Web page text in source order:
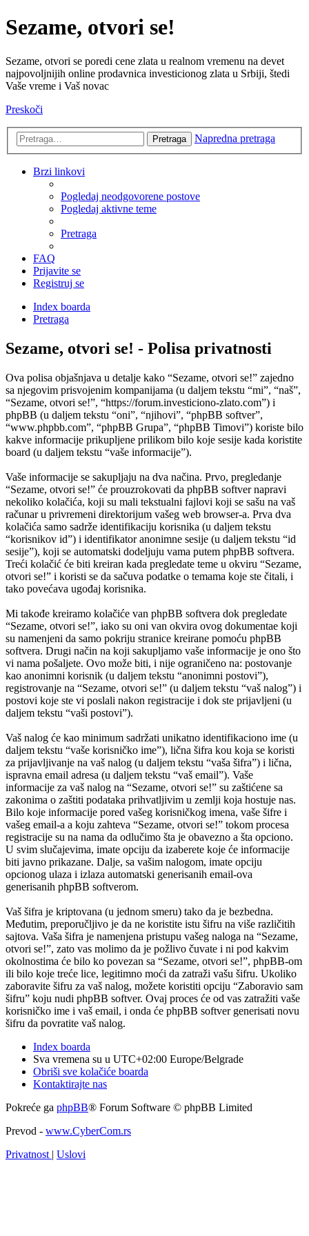
Sezame, otvori se!
Sezame, otvori se poredi cene zlata u realnom vremenu na devet
najpovoljnijih online prodavnica investicionog zlata u Srbiji, štedi
Vaše vreme i Vaš novac
Preskoči
Pretraga Napredna pretraga
Brzi linkovi
Pogledaj neodgovorene postove
Pogledaj aktivne teme
Pretraga
FAQ
Prijavite se
Registruj se
Index boarda
Pretraga
Sezame, otvori se! - Polisa privatnosti
Ova polisa objašnjava u detalje kako “Sezame, otvori se!” zajedno
sa njegovim prisvojenim kompanijama (u daljem tekstu “mi”, “naš”,
“Sezame, otvori se!”, “https://forum.investiciono-zlato.com”) i
phpBB (u daljem tekstu “oni”, “njihovi”, “phpBB softver”,
“www.phpbb.com”, “phpBB Grupa”, “phpBB Timovi”) koriste bilo
kakve informacije prikupljene prilikom bilo koje sesije kada koristite
board (u daljem tekstu “vaše informacije”).
Vaše informacije se sakupljaju na dva načina. Prvo, pregledanje
“Sezame, otvori se!” će prouzrokovati da phpBB softver napravi
nekoliko kolačića, koji su mali tekstualni fajlovi koji se sašu na vaš
računar u privremeni direktorijum vašeg web browser-a. Prva dva
kolačića samo sadrže identifikaciju korisnika (u daljem tekstu
“korisnikov id”) i identifikator anonimne sesije (u daljem tekstu “id
sesije”), koji se automatski dodeljuju vama putem phpBB softvera.
Treći kolačić će biti kreiran kada pregledate teme u okviru “Sezame,
otvori se!” i koristi se da sačuva podatke o temama koje ste čitali, i
tako povećava ugođaj korisnika.
Mi takođe kreiramo kolačiće van phpBB softvera dok pregledate
“Sezame, otvori se!”, iako su oni van okvira ovog dokumentae koji
su namenjeni da samo pokriju stranice kreirane pomoću phpBB
softvera. Drugi način na koji sakupljamo vaše informacije je ono što
vi nama pošaljete. Ovo može biti, i nije ograničeno na: postovanje
kao anonimni korisnik (u daljem tekstu “anonimni postovi”),
registrovanje na “Sezame, otvori se!” (u daljem tekstu “vaš nalog”) i
postovi koje ste vi poslali nakon registracije i dok ste prijavljeni (u
daljem tekstu “vaši postovi”).
Vaš nalog će kao minimum sadržati unikatno identifikaciono ime (u
daljem tekstu “vaše korisničko ime”), lična šifra kou koja se koristi
za prijavljivanje na vaš nalog (u daljem tekstu “vaša šifra”) i lična,
ispravna email adresa (u daljem tekstu “vaš email”). Vaše
informacije za vaš nalog na “Sezame, otvori se!” su zaštićene sa
zakonima o zaštiti podataka prihvatljivim u zemlji koja hostuje nas.
Bilo koje informacije pored vašeg korisničkog imena, vaše šifre i
vašeg email-a a koju zahteva “Sezame, otvori se!” tokom procesa
registracije su na nama da odlučimo šta je obavezno a šta opciono.
U svim slučajevima, imate opciju da izaberete koje će informacije
biti javno prikazane. Dalje, sa vašim nalogom, imate opciju
opcionog ulaza i izlaza automatski generisanih email-ova
generisanih phpBB softverom.
Vaš šifra je kriptovana (u jednom smeru) tako da je bezbedna.
Međutim, preporučljivo je da ne koristite istu šifru na više različitih
sajtova. Vaša šifra je namenjena pristupu vašeg naloga na “Sezame,
otvori se!”, zato vas molimo da je požlivo čuvate i ni pod kakvim
okolnostima će bilo ko povezan sa “Sezame, otvori se!”, phpBB-om
ili bilo koje treće lice, legitimno moći da zatraži vašu šifru. Ukoliko
zaboravite šifru za vaš nalog, možete koristiti opciju “Zaboravio sam
šifru” koju nudi phpBB softver. Ovaj proces će od vas zatražiti vaše
korisničko ime i vaš email, i onda će phpBB softver generisati novu
šifru da povratite vaš nalog.
Index boarda
Sva vremena su u UTC+02:00 Europe/Belgrade
Obriši sve kolačiće boarda
Kontaktirajte nas
Pokreće ga phpBB® Forum Software © phpBB Limited
Prevod - www.CyberCom.rs
Privatnost | Uslovi